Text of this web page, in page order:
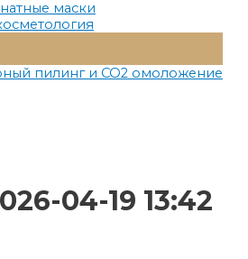
маски
Меню
пилинг и СО2 омоложение
04-19 13:42